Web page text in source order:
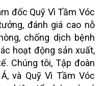
đốc Quỹ Vì Tầm Vóc
đánh giá cao nỗ
chống dịch bệnh
hoạt động sản xuất,
Chúng tôi, Tập đoàn
và Quỹ Vì Tầm Vóc